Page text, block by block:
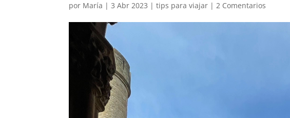
por María |3 Abr 2023 |tips para viajar |2 Comentarios